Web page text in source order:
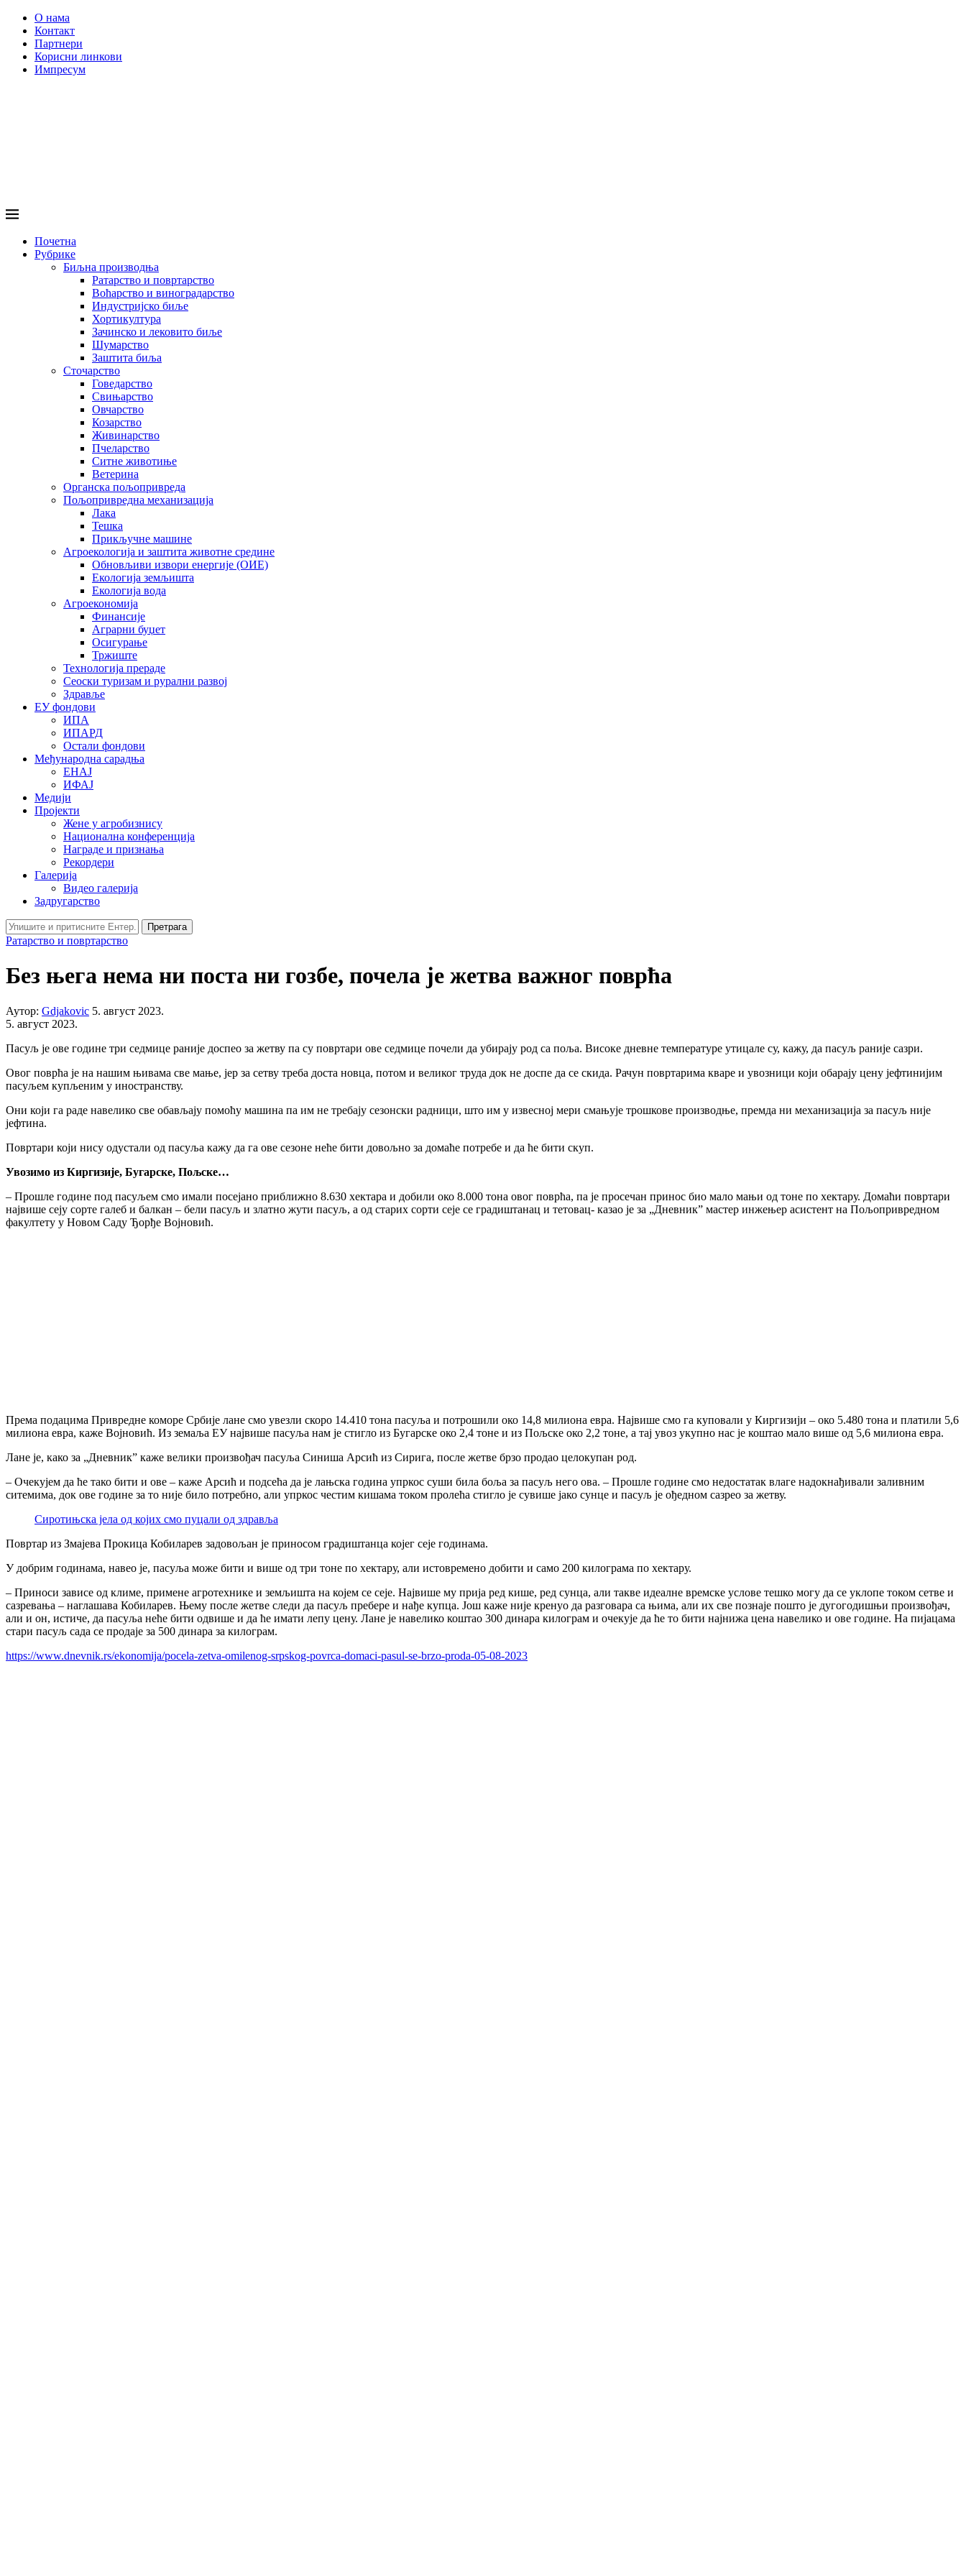
О нама
Контакт
Партнери
Корисни линкови
Импресум
Почетна
Рубрике
Биљна производња
Ратарство и повртарство
Воћарство и виноградарство
Индустријско биље
Хортикултура
Зачинско и лековито биље
Шумарство
Заштита биља
Сточарство
Говедарство
Свињарство
Овчарство
Козарство
Живинарство
Пчеларство
Ситне животиње
Ветерина
Органска пољопривреда
Пољопривредна механизација
Лака
Тешка
Прикључне машине
Агроекологија и заштита животне средине
Обновљиви извори енергије (ОИЕ)
Екологија земљишта
Екологија вода
Агроекономија
Финансије
Аграрни буџет
Осигурање
Тржиште
Технологија прераде
Сеоски туризам и рурални развој
Здравље
ЕУ фондови
ИПА
ИПАРД
Остали фондови
Међународна сарадња
ЕНАЈ
ИФАЈ
Медији
Пројекти
Жене у агробизнису
Национална конференција
Награде и признања
Рекордери
Галерија
Видео галерија
Задругарство
Претрага
Ратарство и повртарство
Без њега нема ни поста ни гозбе, почела је жетва важног поврћа
Аутор: Gdjakovic 5. август 2023.
5. август 2023.
Пасуљ је ове године три седмице раније доспео за жетву па су повртари ове седмице почели да убирају род са поља. Високе дневне температуре утицале су, кажу, да пасуљ раније сазри.
Овог поврћа је на нашим њивама све мање, јер за сетву треба доста новца, потом и великог труда док не доспе да се скида. Рачун повртарима кваре и увозници који обарају цену јефтинијим
пасуљем купљеним у иностранству.
Они који га раде навелико све обављају помоћу машина па им не требају сезонски радници, што им у извесној мери смањује трошкове производње, премда ни механизација за пасуљ није
јефтина.
Повртари који нису одустали од пасуља кажу да га ове сезоне неће бити довољно за домаће потребе и да ће бити скуп.
Увозимо из Киргизије, Бугарске, Пољске…
– Прошле године под пасуљем смо имали посејано приближно 8.630 хектара и добили око 8.000 тона овог поврћа, па је просечан принос био мало мањи од тоне по хектару. Домаћи повртари
највише сеју сорте галеб и балкан – бели пасуљ и златно жути пасуљ, а од старих сорти сеје се градиштанац и тетовац- казао је за „Дневник” мастер инжењер асистент на Пољопривредном
факултету у Новом Саду Ђорђе Војновић.
Према подацима Привредне коморе Србије лане смо увезли скоро 14.410 тона пасуља и потрошили око 14,8 милиона евра. Највише смо га куповали у Киргизији – око 5.480 тона и платили 5,6
милиона евра, каже Војновић. Из земаља ЕУ највише пасуља нам је стигло из Бугарске око 2,4 тоне и из Пољске око 2,2 тоне, а тај увоз укупно нас је коштао мало више од 5,6 милиона евра.
Лане је, како за „Дневник” каже велики произвођач пасуља Синиша Арсић из Сирига, после жетве брзо продао целокупан род.
– Очекујем да ће тако бити и ове – каже Арсић и подсећа да је лањска година упркос суши била боља за пасуљ него ова. – Прошле године смо недостатак влаге надокнађивали заливним
ситемима, док ове године за то није било потребно, али упркос честим кишама током пролећа стигло је сувише јако сунце и пасуљ је ођедном сазрео за жетву.
Сиротињска јела од којих смо пуцали од здравља
Повртар из Змајева Прокица Кобиларев задовољан је приносом градиштанца којег сеје годинама.
У добрим годинама, навео је, пасуља може бити и више од три тоне по хектару, али истовремено добити и само 200 килограма по хектару.
– Приноси зависе од климе, примене агротехнике и земљишта на којем се сеје. Највише му прија ред кише, ред сунца, али такве идеалне времске услове тешко могу да се уклопе током сетве и
сазревања – наглашава Кобиларев. Њему после жетве следи да пасуљ пребере и нађе купца. Још каже није кренуо да разговара са њима, али их све познаје пошто је дугогодишњи произвођач,
али и он, истиче, да пасуља неће бити одвише и да ће имати лепу цену. Лане је навелико коштао 300 динара килограм и очекује да ће то бити најнижа цена навелико и ове године. На пијацама
стари пасуљ сада се продаје за 500 динара за килограм.
https://www.dnevnik.rs/ekonomija/pocela-zetva-omilenog-srpskog-povrca-domaci-pasul-se-brzo-proda-05-08-2023